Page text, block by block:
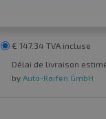
€ 147.34 TVA incluse
Délai de livraison
by Auto-Raifen GmbH